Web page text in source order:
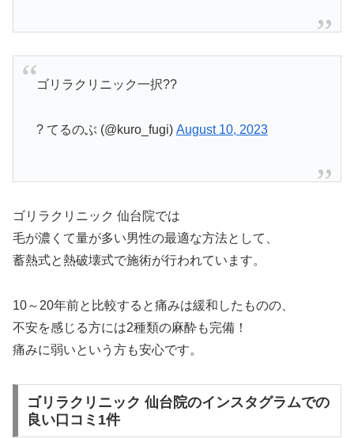
ゴリラクリニック一択??
? てるのぶ (@kuro_fugi) August 10, 2023
ゴリラクリニック 仙台院では
毛が濃くて量が多い男性の最適な方法として、
蓄熱式と熱破壊式で施術が行われています。
10～20年前と比較すると痛みは緩和したものの、
不安を感じる方には2種類の麻酔も完備！
痛みに弱いという方も安心です。
ゴリラクリニック 仙台院のインスタグラムでの
良い口コミ1件